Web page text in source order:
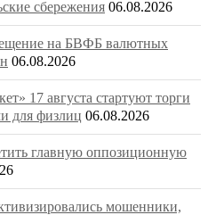
сбережения 06.08.2026
на БВФБ валютных
06.08.2026
17 августа стартуют торги
для физлиц 06.08.2026
главную оппозиционную
мошенники,